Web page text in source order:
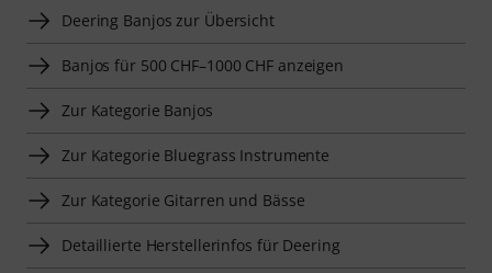
Deering Banjos zur Übersicht
Banjos für 500 CHF–1000 CHF anzeigen
Zur Kategorie Banjos
Zur Kategorie Bluegrass Instrumente
Zur Kategorie Gitarren und Bässe
Detaillierte Herstellerinfos für Deering